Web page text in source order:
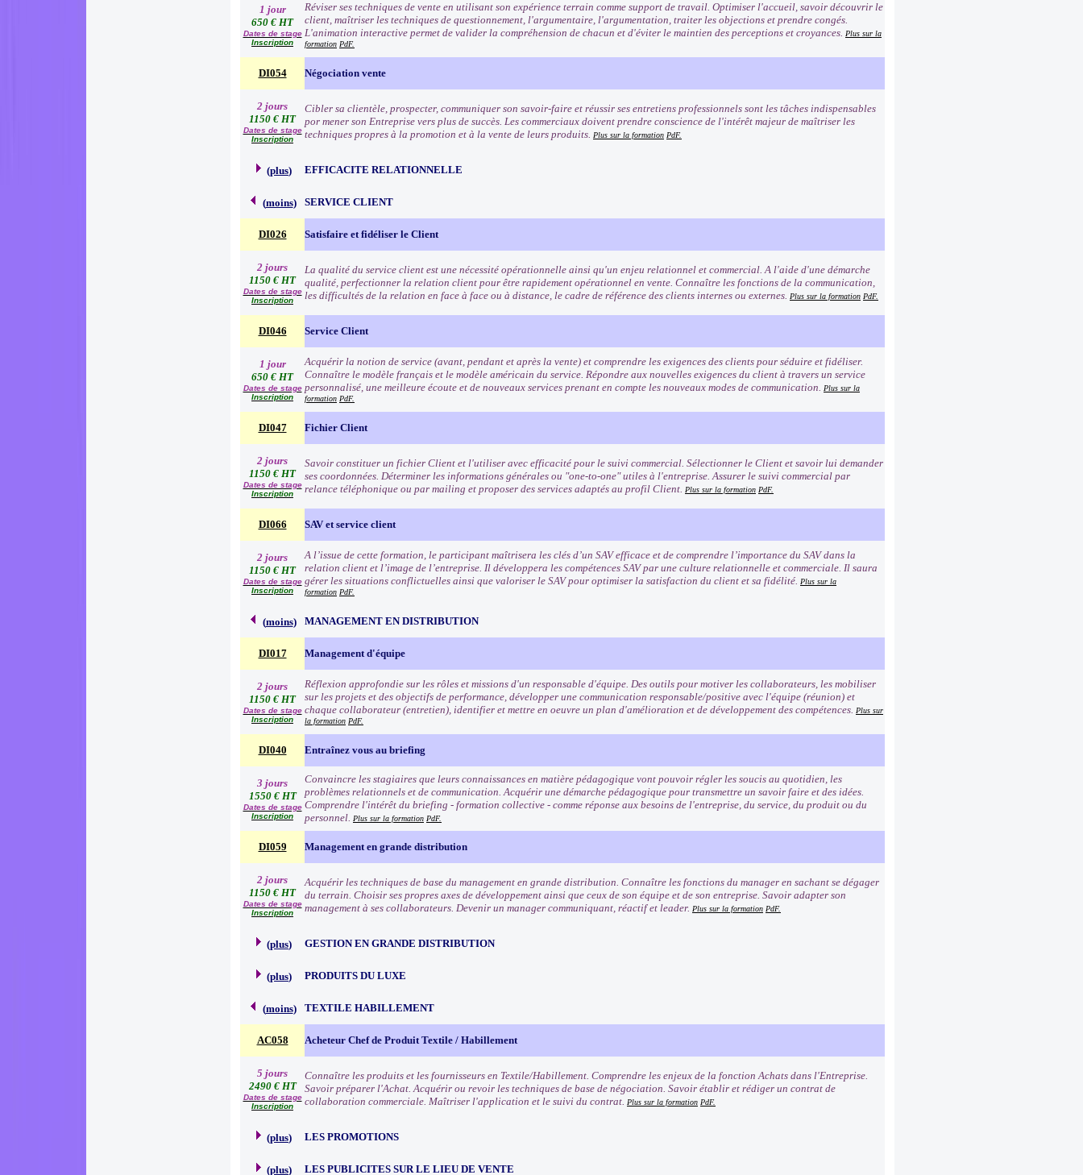
1 jour
650 € HT
Dates de stage
Inscription
Réviser ses techniques de vente en utilisant son expérience terrain comme support de travail. Optimiser l'accueil, savoir découvrir le
client, maîtriser les techniques de questionnement, l'argumentaire, l'argumentation, traiter les objections et prendre congés.
L'animation interactive permet de valider la compréhension de chacun et d'éviter le maintien des perceptions et croyances. Plus sur la
formation PdF.
DI054 Négociation vente
2 jours
1150 € HT
Dates de stage
Inscription
Cibler sa clientèle, prospecter, communiquer son savoir-faire et réussir ses entretiens professionnels sont les tâches indispensables
por mener son Entreprise vers plus de succès. Les commerciaux doivent prendre conscience de l'intérêt majeur de maîtriser les
techniques propres à la promotion et à la vente de leurs produits. Plus sur la formation PdF.
(plus) EFFICACITE RELATIONNELLE
(moins) SERVICE CLIENT
DI026 Satisfaire et fidéliser le Client
2 jours
1150 € HT
Dates de stage
Inscription
La qualité du service client est une nécessité opérationnelle ainsi qu'un enjeu relationnel et commercial. A l'aide d'une démarche
qualité, perfectionner la relation client pour être rapidement opérationnel en vente. Connaître les fonctions de la communication,
les difficultés de la relation en face à face ou à distance, le cadre de référence des clients internes ou externes. Plus sur la formation PdF.
DI046 Service Client
1 jour
650 € HT
Dates de stage
Inscription
Acquérir la notion de service (avant, pendant et après la vente) et comprendre les exigences des clients pour séduire et fidéliser.
Connaître le modèle français et le modèle américain du service. Répondre aux nouvelles exigences du client à travers un service
personnalisé, une meilleure écoute et de nouveaux services prenant en compte les nouveaux modes de communication. Plus sur la
formation PdF.
DI047 Fichier Client
2 jours
1150 € HT
Dates de stage
Inscription
Savoir constituer un fichier Client et l'utiliser avec efficacité pour le suivi commercial. Sélectionner le Client et savoir lui demander
ses coordonnées. Déterminer les informations générales ou "one-to-one" utiles à l'entreprise. Assurer le suivi commercial par
relance téléphonique ou par mailing et proposer des services adaptés au profil Client. Plus sur la formation PdF.
DI066 SAV et service client
2 jours
1150 € HT
Dates de stage
Inscription
A l’issue de cette formation, le participant maîtrisera les clés d’un SAV efficace et de comprendre l’importance du SAV dans la
relation client et l’image de l’entreprise. Il développera les compétences SAV par une culture relationnelle et commerciale. Il saura
gérer les situations conflictuelles ainsi que valoriser le SAV pour optimiser la satisfaction du client et sa fidélité. Plus sur la
formation PdF.
(moins) MANAGEMENT EN DISTRIBUTION
DI017 Management d'équipe
2 jours
1150 € HT
Dates de stage
Inscription
Réflexion approfondie sur les rôles et missions d'un responsable d'équipe. Des outils pour motiver les collaborateurs, les mobiliser
sur les projets et des objectifs de performance, développer une communication responsable/positive avec l'équipe (réunion) et
chaque collaborateur (entretien), identifier et mettre en oeuvre un plan d'amélioration et de développement des compétences. Plus sur
la formation PdF.
DI040 Entraînez vous au briefing
3 jours
1550 € HT
Dates de stage
Inscription
Convaincre les stagiaires que leurs connaissances en matière pédagogique vont pouvoir régler les soucis au quotidien, les
problèmes relationnels et de communication. Acquérir une démarche pédagogique pour transmettre un savoir faire et des idées.
Comprendre l'intérêt du briefing - formation collective - comme réponse aux besoins de l'entreprise, du service, du produit ou du
personnel. Plus sur la formation PdF.
DI059 Management en grande distribution
2 jours
1150 € HT
Dates de stage
Inscription
Acquérir les techniques de base du management en grande distribution. Connaître les fonctions du manager en sachant se dégager
du terrain. Choisir ses propres axes de développement ainsi que ceux de son équipe et de son entreprise. Savoir adapter son
management à ses collaborateurs. Devenir un manager communiquant, réactif et leader. Plus sur la formation PdF.
(plus) GESTION EN GRANDE DISTRIBUTION
(plus) PRODUITS DU LUXE
(moins) TEXTILE HABILLEMENT
AC058 Acheteur Chef de Produit Textile / Habillement
5 jours
2490 € HT
Dates de stage
Inscription
Connaître les produits et les fournisseurs en Textile/Habillement. Comprendre les enjeux de la fonction Achats dans l'Entreprise.
Savoir préparer l'Achat. Acquérir ou revoir les techniques de base de négociation. Savoir établir et rédiger un contrat de
collaboration commerciale. Maîtriser l'application et le suivi du contrat. Plus sur la formation PdF.
(plus) LES PROMOTIONS
(plus) LES PUBLICITES SUR LE LIEU DE VENTE